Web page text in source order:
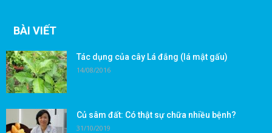
BÀI VIẾT
Tác dụng của cây Lá đắng (lá mật gấu)
14/08/2016
Củ sâm đất: Có thật sự chữa nhiều bệnh?
31/10/2019